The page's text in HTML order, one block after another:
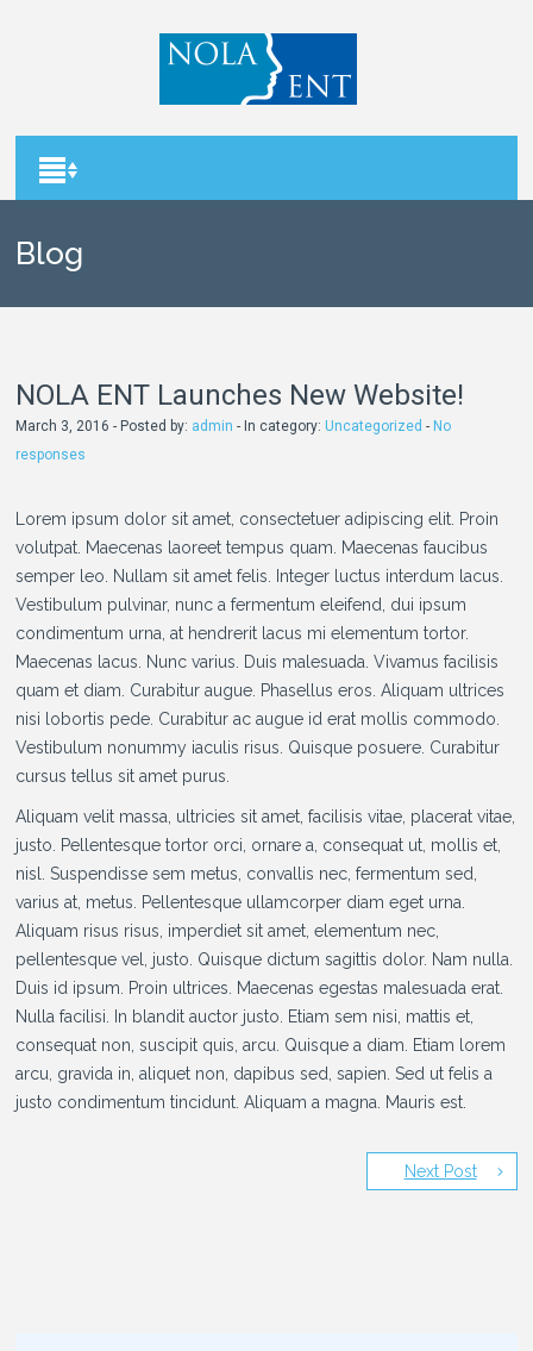
Blog
NOLA ENT Launches New Website!
March 3, 2016 - Posted by: admin - In category: Uncategorized - No
responses
Lorem ipsum dolor sit amet, consectetuer adipiscing elit. Proin
volutpat. Maecenas laoreet tempus quam. Maecenas faucibus
semper leo. Nullam sit amet felis. Integer luctus interdum lacus.
Vestibulum pulvinar, nunc a fermentum eleifend, dui ipsum
condimentum urna, at hendrerit lacus mi elementum tortor.
Maecenas lacus. Nunc varius. Duis malesuada. Vivamus facilisis
quam et diam. Curabitur augue. Phasellus eros. Aliquam ultrices
nisi lobortis pede. Curabitur ac augue id erat mollis commodo.
Vestibulum nonummy iaculis risus. Quisque posuere. Curabitur
cursus tellus sit amet purus.
Aliquam velit massa, ultricies sit amet, facilisis vitae, placerat vitae,
justo. Pellentesque tortor orci, ornare a, consequat ut, mollis et,
nisl. Suspendisse sem metus, convallis nec, fermentum sed,
varius at, metus. Pellentesque ullamcorper diam eget urna.
Aliquam risus risus, imperdiet sit amet, elementum nec,
pellentesque vel, justo. Quisque dictum sagittis dolor. Nam nulla.
Duis id ipsum. Proin ultrices. Maecenas egestas malesuada erat.
Nulla facilisi. In blandit auctor justo. Etiam sem nisi, mattis et,
consequat non, suscipit quis, arcu. Quisque a diam. Etiam lorem
arcu, gravida in, aliquet non, dapibus sed, sapien. Sed ut felis a
justo condimentum tincidunt. Aliquam a magna. Mauris est.
Next Post